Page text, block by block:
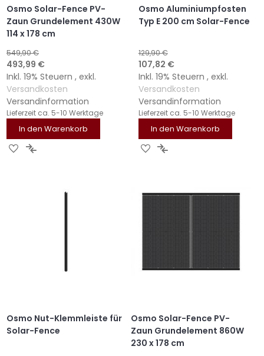
Osmo Solar-Fence PV-
Zaun Grundelement 430W
114 x 178 cm
549,90 €
Sonderangebot
493,99 €
Inkl. 19% Steuern , exkl.
Versandkosten
Versandinformation
Lieferzeit ca. 5-10 Werktage
In den Warenkorb
ZURZUR
Osmo Aluminiumpfosten
Typ E 200 cm Solar-Fence
129,90 €
Sonderangebot
107,82 €
Inkl. 19% Steuern , exkl.
Versandkosten
Versandinformation
Lieferzeit ca. 5-10 Werktage
In den Warenkorb
ZURZUR
Osmo Nut-Klemmleiste für
Solar-Fence
Osmo Solar-Fence PV-
Zaun Grundelement 860W
230 x 178 cm